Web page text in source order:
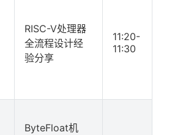
RISC-V处理器
全流程设计经
验分享
11:20-
11:30
ByteFloat机